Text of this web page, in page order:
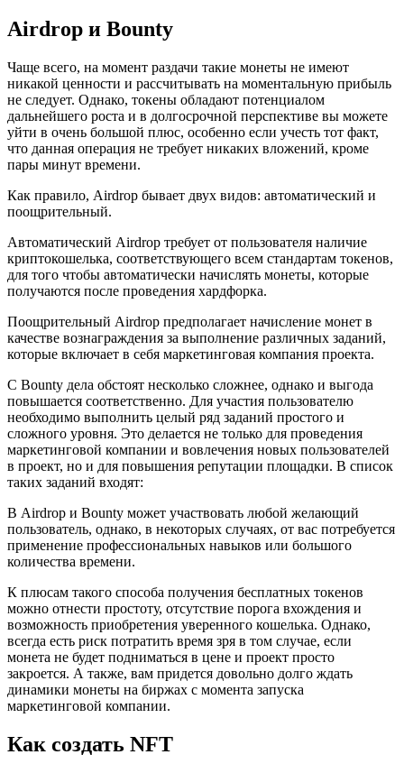
Airdrop и Bounty
Чаще всего, на момент раздачи такие монеты не имеют
никакой ценности и рассчитывать на моментальную прибыль
не следует. Однако, токены обладают потенциалом
дальнейшего роста и в долгосрочной перспективе вы можете
уйти в очень большой плюс, особенно если учесть тот факт,
что данная операция не требует никаких вложений, кроме
пары минут времени.
Как правило, Airdrop бывает двух видов: автоматический и
поощрительный.
Автоматический Airdrop требует от пользователя наличие
криптокошелька, соответствующего всем стандартам токенов,
для того чтобы автоматически начислять монеты, которые
получаются после проведения хардфорка.
Поощрительный Airdrop предполагает начисление монет в
качестве вознаграждения за выполнение различных заданий,
которые включает в себя маркетинговая компания проекта.
С Bounty дела обстоят несколько сложнее, однако и выгода
повышается соответственно. Для участия пользователю
необходимо выполнить целый ряд заданий простого и
сложного уровня. Это делается не только для проведения
маркетинговой компании и вовлечения новых пользователей
в проект, но и для повышения репутации площадки. В список
таких заданий входят:
В Airdrop и Bounty может участвовать любой желающий
пользователь, однако, в некоторых случаях, от вас потребуется
применение профессиональных навыков или большого
количества времени.
К плюсам такого способа получения бесплатных токенов
можно отнести простоту, отсутствие порога вхождения и
возможность приобретения уверенного кошелька. Однако,
всегда есть риск потратить время зря в том случае, если
монета не будет подниматься в цене и проект просто
закроется. А также, вам придется довольно долго ждать
динамики монеты на биржах с момента запуска
маркетинговой компании.
Как создать NFT